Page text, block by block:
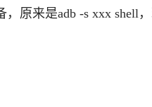
原来是adb -s xxx shell